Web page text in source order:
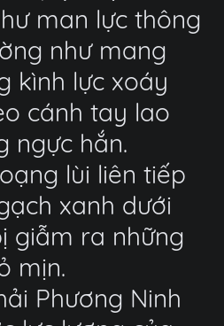
man lực thông
như mang
kình lực xoáy
cánh tay lao
ngực hắn.
lùi liên tiếp
xanh dưới
giẫm ra những
mịn.
Phương Ninh